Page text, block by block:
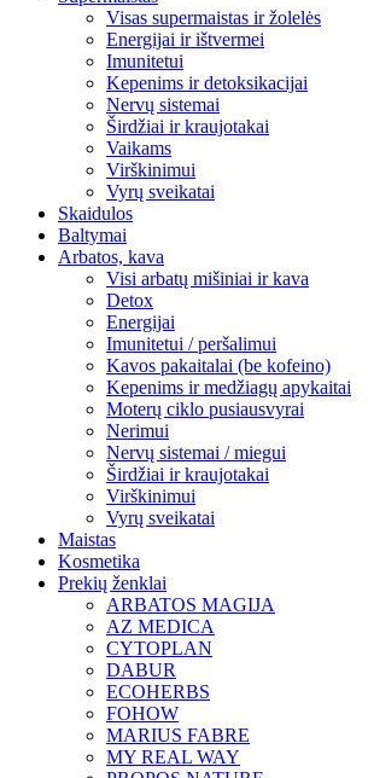
Visas supermaistas ir žolelės
Energijai ir ištvermei
Imunitetui
Kepenims ir detoksikacijai
Nervų sistemai
Širdžiai ir kraujotakai
Vaikams
Virškinimui
Vyrų sveikatai
Skaidulos
Baltymai
Arbatos, kava
Visi arbatų mišiniai ir kava
Detox
Energijai
Imunitetui / peršalimui
Kavos pakaitalai (be kofeino)
Kepenims ir medžiagų apykaitai
Moterų ciklo pusiausvyrai
Nerimui
Nervų sistemai / miegui
Širdžiai ir kraujotakai
Virškinimui
Vyrų sveikatai
Maistas
Kosmetika
Prekių ženklai
ARBATOS MAGIJA
AZ MEDICA
CYTOPLAN
DABUR
ECOHERBS
FOHOW
MARIUS FABRE
MY REAL WAY